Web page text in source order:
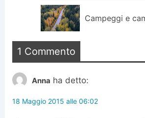
Campeggi e
1 Commento
Anna ha detto:
18 Maggio 2015 alle 06:02